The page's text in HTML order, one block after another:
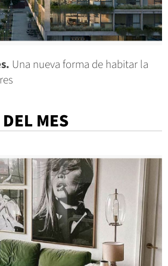
Una nueva forma de habitar la
MES